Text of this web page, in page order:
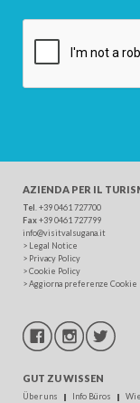
AZIENDA PER IL
Tel . +39 0461 727700
Fax+39 0461 727799
info@visitvalsugana.it
> Legal Notice
> Privacy Policy
>Cookie Policy
>Aggiorna preferenze Cookie
GUT ZU WISSEN
Über uns Info Büros